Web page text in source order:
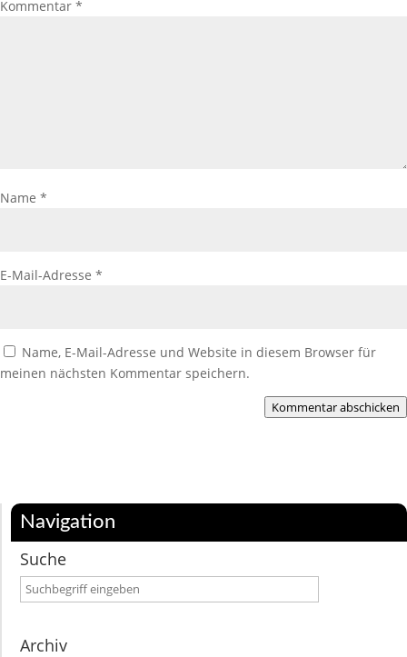
Kommentar *
Name *
E-Mail-Adresse *
Name, E-Mail-Adresse und Website in diesem Browser für
meinen nächsten Kommentar speichern.
Kommentar abschicken
Navigation
Suche
Archiv